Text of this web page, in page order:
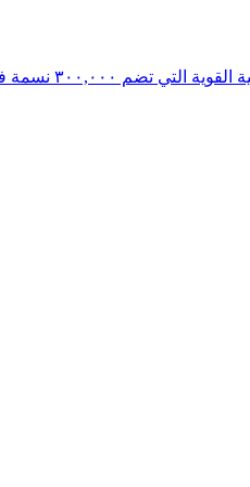
الاستثمارات الإماراتية بقيمة ٣.٤ مليار دولار أمريكي في اقتصاد غوجارات